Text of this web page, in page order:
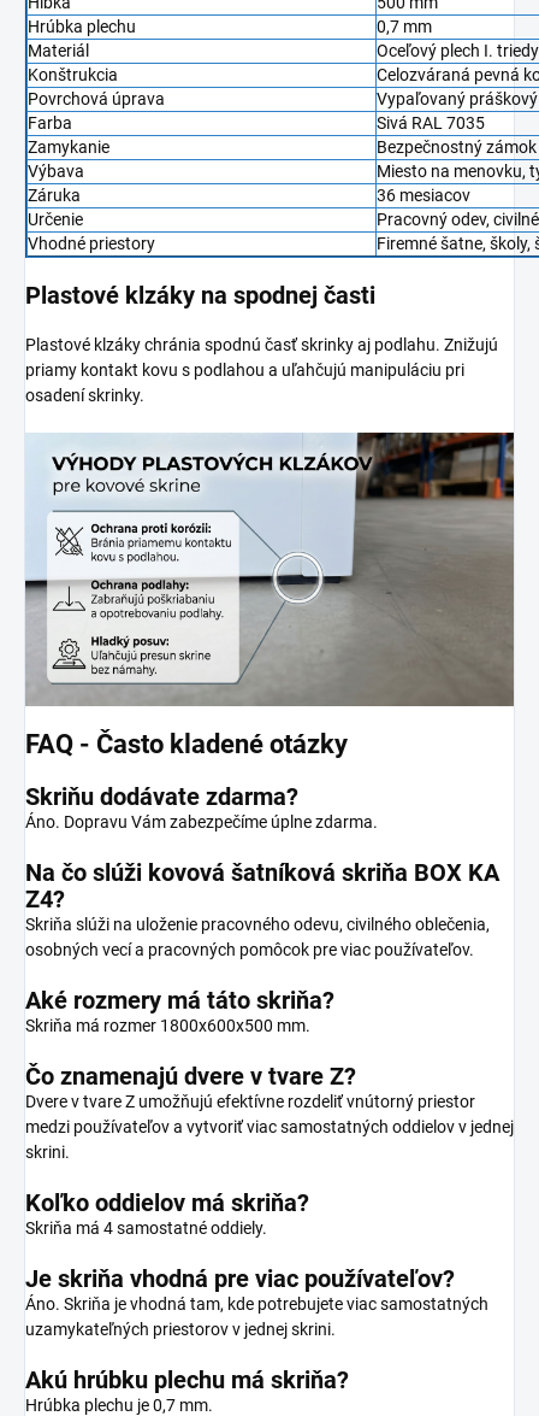
Hrúbka plechu
0,7 mm
Materiál
Oceľový plech I. triedy
Konštrukcia
Celozváraná pevná
Povrchová úprava
Vypaľovaný
Farba
Sivá RAL 7035
Zamykanie
Bezpečnostný
Výbava
Miesto na menovku,
Záruka
36 mesiacov
Určenie
Pracovný odev,
Vhodné priestory
Firemné šatne,
Plastové klzáky na spodnej časti
Plastové klzáky chránia spodnú časť skrinky aj podlahu. Znižujú
priamy kontakt kovu s podlahou a uľahčujú manipuláciu pri
osadení skrinky.
FAQ - Často kladené otázky
Skriňu dodávate zdarma?
Áno. Dopravu Vám zabezpečíme úplne zdarma.
Na čo slúži kovová šatníková skriňa BOX KA
Z4?
Skriňa slúži na uloženie pracovného odevu, civilného oblečenia,
osobných vecí a pracovných pomôcok pre viac používateľov.
Aké rozmery má táto skriňa?
Skriňa má rozmer 1800x600x500 mm.
Čo znamenajú dvere v tvare Z?
Dvere v tvare Z umožňujú efektívne rozdeliť vnútorný priestor
medzi používateľov a vytvoriť viac samostatných oddielov v jednej
skrini.
Koľko oddielov má skriňa?
Skriňa má 4 samostatné oddiely.
Je skriňa vhodná pre viac používateľov?
Áno. Skriňa je vhodná tam, kde potrebujete viac samostatných
uzamykateľných priestorov v jednej skrini.
Akú hrúbku plechu má skriňa?
Hrúbka plechu je 0,7 mm.